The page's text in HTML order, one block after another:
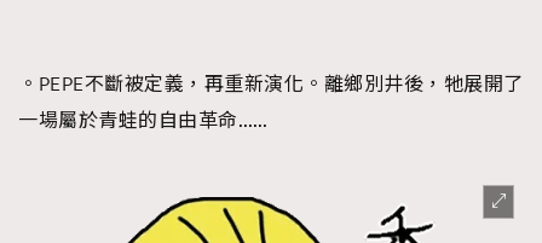
。PEPE不斷被定義，再重新演化。離鄉別井後，牠展開了
一場屬於青蛙的自由革命……